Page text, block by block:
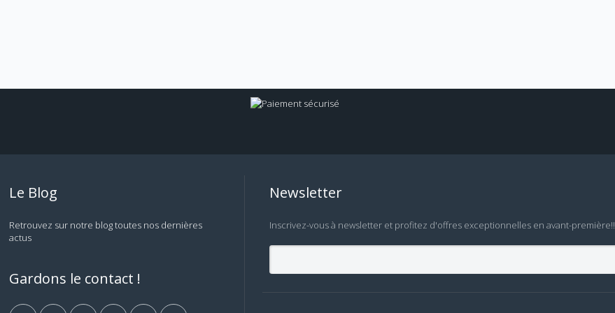
Le Blog
Retrouvez sur notre blog toutes nos dernières
actus
Gardons le contact !
Newsletter
Inscrivez-vous à newsletter et profitez d'offres exceptionnelles en avant-première!!